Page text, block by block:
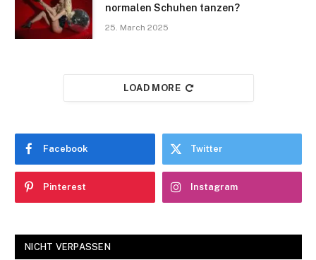
normalen Schuhen tanzen?
25. March 2025
LOAD MORE
Facebook Twitter
Pinterest Instagram
NICHT VERPASSEN